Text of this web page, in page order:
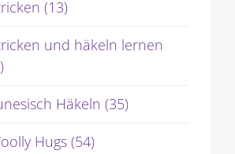
(13)
und häkeln lernen
Häkeln (35)
Hugs (54)